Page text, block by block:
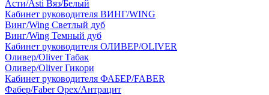
Асти/Asti Вяз/Белый
Кабинет руководителя ВИНГ/WING
Винг/Wing Светлый дуб
Винг/Wing Темный дуб
Кабинет руководителя ОЛИВЕР/OLIVER
Оливер/Oliver Табак
Оливер/Oliver Гикори
Кабинет руководителя ФАБЕР/FABER
Фабер/Faber Орех/Антрацит